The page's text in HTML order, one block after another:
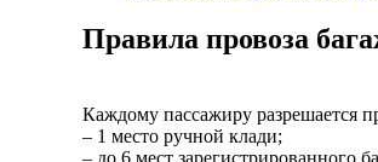
Правила провоза
Каждому пассажиру разрешается
– 1 место ручной клади;